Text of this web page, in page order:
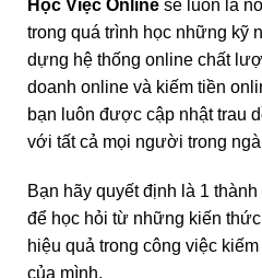
Học Việc Online sẽ luôn là
trong quá trình học những kỹ
dựng hệ thống online chất
doanh online và kiếm tiền
bạn luôn được cập nhật trau
với tất cả mọi người trong
Bạn hãy quyết định là 1
để học hỏi từ những kiến
hiệu quả trong công việc
của mình.